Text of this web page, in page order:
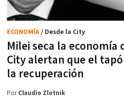
Milei seca la economía
City alertan que el
la recuperación
ECONOMÍA/ Desde la City
PorClaudio Zlotnik